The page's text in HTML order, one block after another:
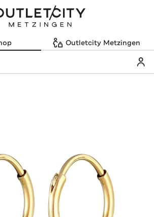
Outletcity Metzingen